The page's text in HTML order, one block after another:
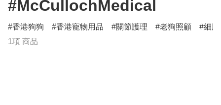
#McCullochMedical
香港狗狗 香港寵物用品 關節護理 老狗照顧
細
1項 商品